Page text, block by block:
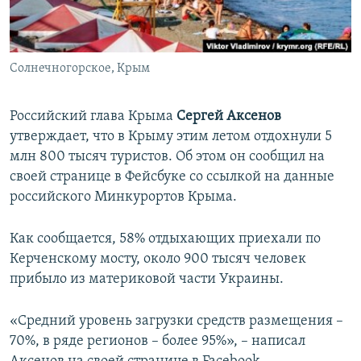
ПОБЕДИТЕЛЕЙ НЕ СУДЯТ?
КРЫМ.НЕПОКОРЕННЫЙ
ELIFBE
ПРИСОЕДИНЯЙТЕСЬ!
Все сайты RFE/RL
Солнечногорское, Крым
Российский глава Крыма Сергей Аксенов
утверждает, что в Крыму этим летом отдохнули 5
млн 800 тысяч туристов. Об этом он сообщил на
своей странице в Фейсбуке со ссылкой на данные
российского Минкурортов Крыма.
Как сообщается, 58% отдыхающих приехали по
Керченскому мосту, около 900 тысяч человек
прибыло из материковой части Украины.
«Средний уровень загрузки средств размещения –
70%, в ряде регионов – более 95%», – написал